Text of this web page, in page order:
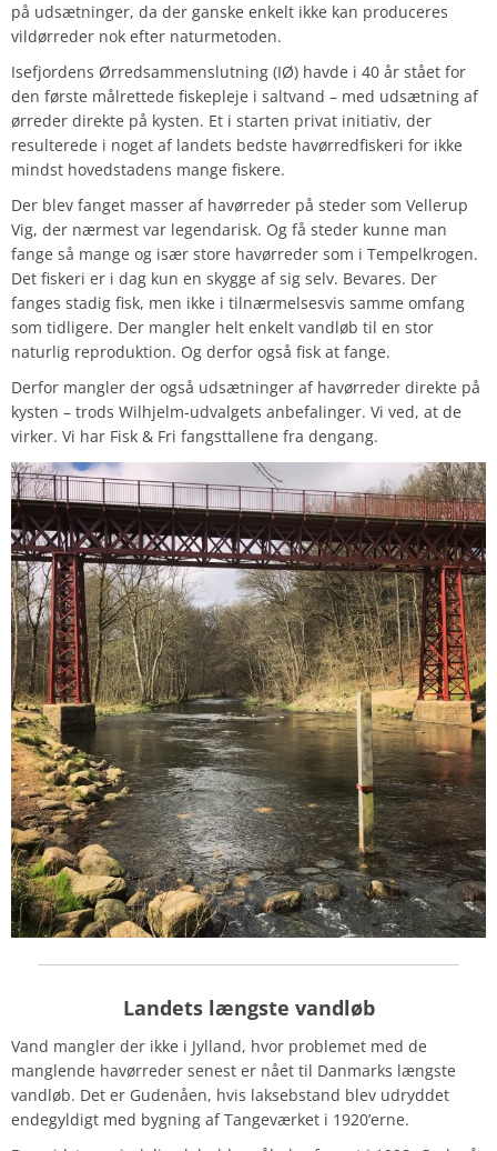
på udsætninger, da der ganske enkelt ikke kan produceres
vildørreder nok efter naturmetoden.
Isefjordens Ørredsammenslutning (IØ) havde i 40 år stået for
den første målrettede fiskepleje i saltvand – med udsætning af
ørreder direkte på kysten. Et i starten privat initiativ, der
resulterede i noget af landets bedste havørredfiskeri for ikke
mindst hovedstadens mange fiskere.
Der blev fanget masser af havørreder på steder som Vellerup
Vig, der nærmest var legendarisk. Og få steder kunne man
fange så mange og især store havørreder som i Tempelkrogen.
Det fiskeri er i dag kun en skygge af sig selv. Bevares. Der
fanges stadig fisk, men ikke i tilnærmelsesvis samme omfang
som tidligere. Der mangler helt enkelt vandløb til en stor
naturlig reproduktion. Og derfor også fisk at fange.
Derfor mangler der også udsætninger af havørreder direkte på
kysten – trods Wilhjelm-udvalgets anbefalinger. Vi ved, at de
virker. Vi har Fisk & Fri fangsttallene fra dengang.
Landets længste vandløb
Vand mangler der ikke i Jylland, hvor problemet med de
manglende havørreder senest er nået til Danmarks længste
vandløb. Det er Gudenåen, hvis laksebstand blev udryddet
endegyldigt med bygning af Tangeværket i 1920’erne.